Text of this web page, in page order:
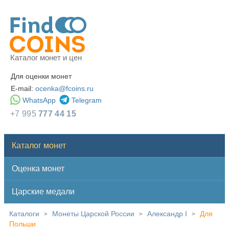
Каталог монет и цен
Для оценки монет
E-mail: ocenka@fcoins.ru
WhatsApp
Telegram
+7 995777 44 15
Каталог монет
Оценка монет
Царские медали
Каталоги > Монеты Царской России > Александр I >
Для
Польши